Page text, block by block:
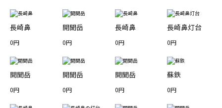
長崎鼻
0円
開聞岳
0円
長崎鼻
0円
長崎鼻灯台
0円
開聞岳
0円
開聞岳
0円
開聞岳
0円
蘇鉄
0円